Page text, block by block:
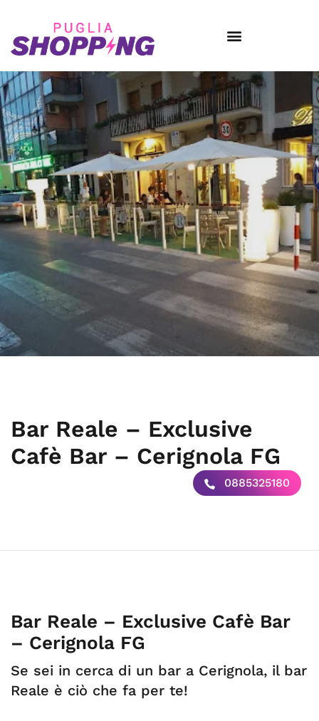
Bar Reale – Exclusive
Cafè Bar – Cerignola FG
0885325180
Bar Reale – Exclusive Cafè Bar
– Cerignola FG
Se sei in cerca di un bar a Cerignola, il bar
Reale è ciò che fa per te!